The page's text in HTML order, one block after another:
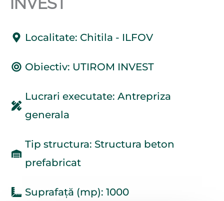
Localitate: Chitila - ILFOV
Obiectiv: UTIROM INVEST
Lucrari executate: Antrepriza
generala
Tip structura: Structura beton
prefabricat
Suprafață (mp): 1000